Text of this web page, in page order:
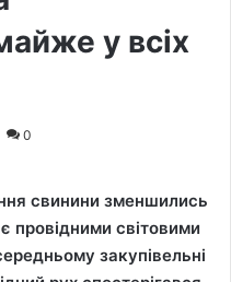
у всіх
0
свинини зменшились
провідними світовими
закупівельні